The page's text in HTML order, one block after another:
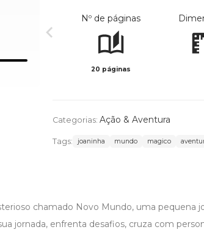
Nº de páginas
20 páginas
Categorias: Ação & Aventura
Tags: joaninha mundo magico
chamado Novo Mundo, uma pequena
jornada, enfrenta desafios, cruza com